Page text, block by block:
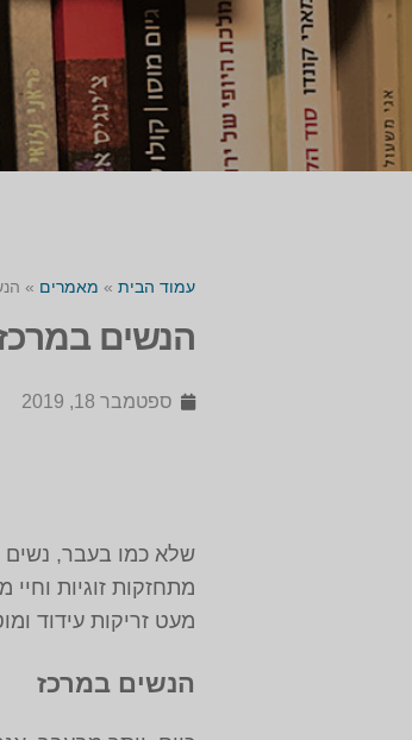
עמוד הבית » מאמרים »
הנשים
ספטמבר 18, 2019
מתחזקות זוגיות
מעט זריקות עידוד
הנשים במרכז